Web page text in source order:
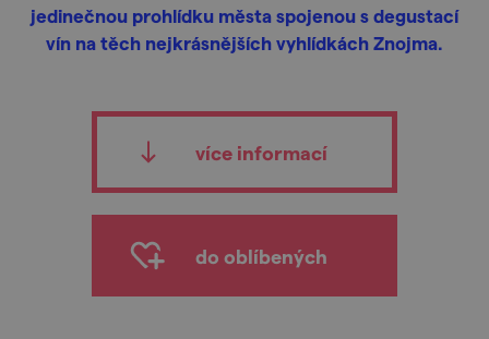
jedinečnou prohlídku města spojenou s degustací
vín na těch nejkrásnějších vyhlídkách Znojma.
více informací
do oblíbených